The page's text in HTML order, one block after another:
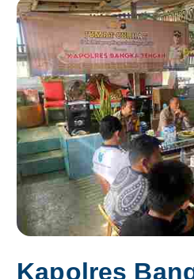
Kapolres